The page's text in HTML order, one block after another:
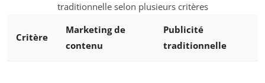
traditionnelle selon plusieurs critères
Critère
Marketing de
contenu
Publicité
traditionnelle